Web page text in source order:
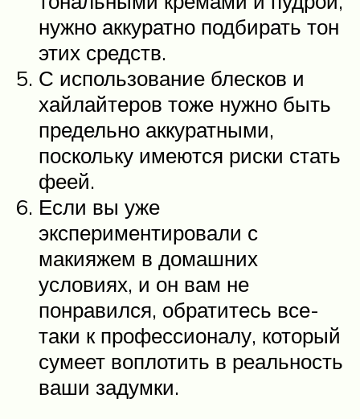
нужно аккуратно подбирать тон
этих средств.
С использование блесков и
хайлайтеров тоже нужно быть
предельно аккуратными,
поскольку имеются риски стать
феей.
Если вы уже
экспериментировали с
макияжем в домашних
условиях, и он вам не
понравился, обратитесь все-
таки к профессионалу, который
сумеет воплотить в реальность
ваши задумки.